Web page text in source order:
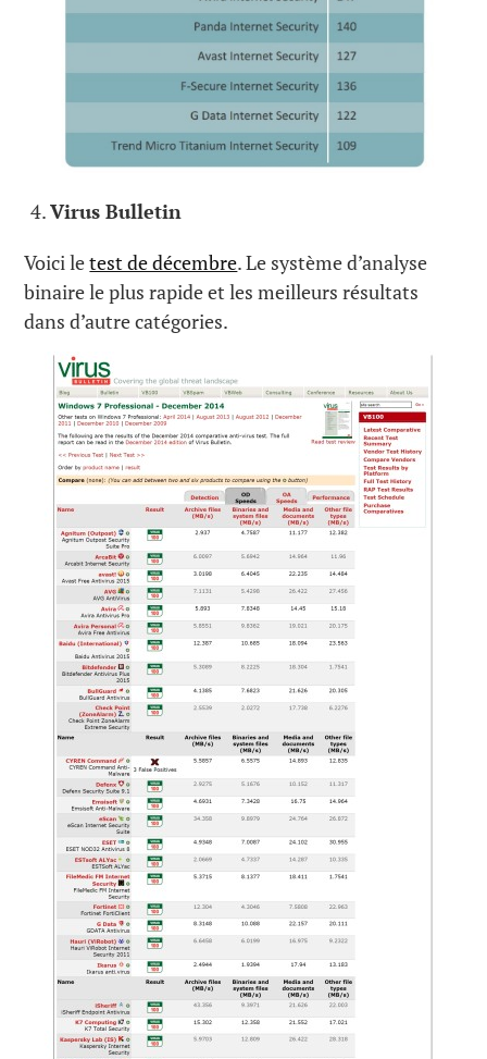
Virus Bulletin
Voici letest de décembre. Le système d’analyse
binaire le plus rapide et les meilleurs résultats
dans d’autre catégories.